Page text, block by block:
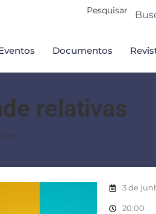
Pesquisar
Documentos
relativas
3 de
20:00